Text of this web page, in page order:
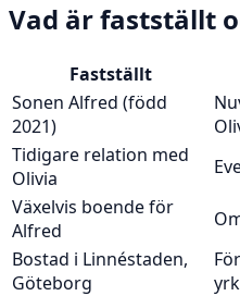
Vad är fastställt
Fastställt
Sonen Alfred (född
2021)
Tidigare relation med
Olivia
Växelvis boende för
Alfred
Bostad i Linnéstaden,
Göteborg